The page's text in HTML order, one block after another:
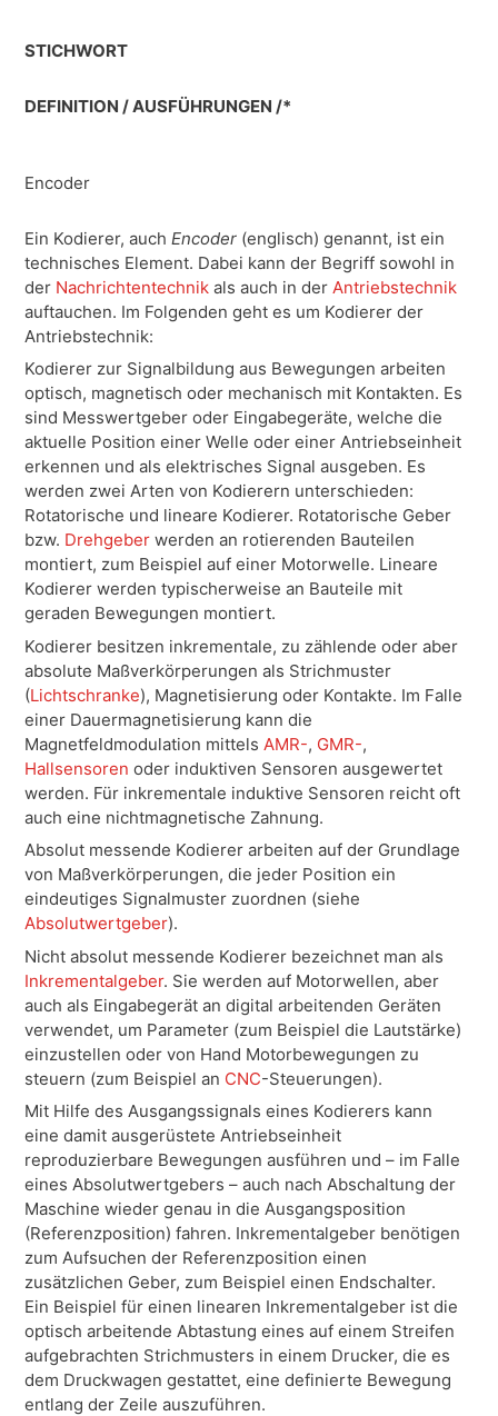
STICHWORT
DEFINITION / AUSFÜHRUNGEN /*
Encoder
Ein Kodierer, auch Encoder (englisch) genannt, ist ein
technisches Element. Dabei kann der Begriff sowohl in
der Nachrichtentechnik als auch in der Antriebstechnik
auftauchen. Im Folgenden geht es um Kodierer der
Antriebstechnik:
Kodierer zur Signalbildung aus Bewegungen arbeiten
optisch, magnetisch oder mechanisch mit Kontakten. Es
sind Messwertgeber oder Eingabegeräte, welche die
aktuelle Position einer Welle oder einer Antriebseinheit
erkennen und als elektrisches Signal ausgeben. Es
werden zwei Arten von Kodierern unterschieden:
Rotatorische und lineare Kodierer. Rotatorische Geber
bzw. Drehgeber werden an rotierenden Bauteilen
montiert, zum Beispiel auf einer Motorwelle. Lineare
Kodierer werden typischerweise an Bauteile mit
geraden Bewegungen montiert.
Kodierer besitzen inkrementale, zu zählende oder aber
absolute Maßverkörperungen als Strichmuster
(Lichtschranke), Magnetisierung oder Kontakte. Im Falle
einer Dauermagnetisierung kann die
Magnetfeldmodulation mittels AMR-, GMR-,
Hallsensoren oder induktiven Sensoren ausgewertet
werden. Für inkrementale induktive Sensoren reicht oft
auch eine nichtmagnetische Zahnung.
Absolut messende Kodierer arbeiten auf der Grundlage
von Maßverkörperungen, die jeder Position ein
eindeutiges Signalmuster zuordnen (siehe
Absolutwertgeber).
Nicht absolut messende Kodierer bezeichnet man als
Inkrementalgeber. Sie werden auf Motorwellen, aber
auch als Eingabegerät an digital arbeitenden Geräten
verwendet, um Parameter (zum Beispiel die Lautstärke)
einzustellen oder von Hand Motorbewegungen zu
steuern (zum Beispiel an CNC-Steuerungen).
Mit Hilfe des Ausgangssignals eines Kodierers kann
eine damit ausgerüstete Antriebseinheit
reproduzierbare Bewegungen ausführen und – im Falle
eines Absolutwertgebers – auch nach Abschaltung der
Maschine wieder genau in die Ausgangsposition
(Referenzposition) fahren. Inkrementalgeber benötigen
zum Aufsuchen der Referenzposition einen
zusätzlichen Geber, zum Beispiel einen Endschalter.
Ein Beispiel für einen linearen Inkrementalgeber ist die
optisch arbeitende Abtastung eines auf einem Streifen
aufgebrachten Strichmusters in einem Drucker, die es
dem Druckwagen gestattet, eine definierte Bewegung
entlang der Zeile auszuführen.